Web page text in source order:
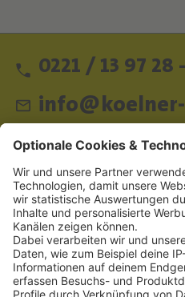
0221 / 13 97 28
Schnellzugriff
ZAHLUNGSMETHODEN
SOCIAL